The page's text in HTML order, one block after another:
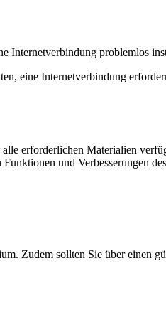
Internetverbindung problemlos
eine Internetverbindung
erforderlichen Materialien
und Verbesserungen
Zudem sollten Sie über einen